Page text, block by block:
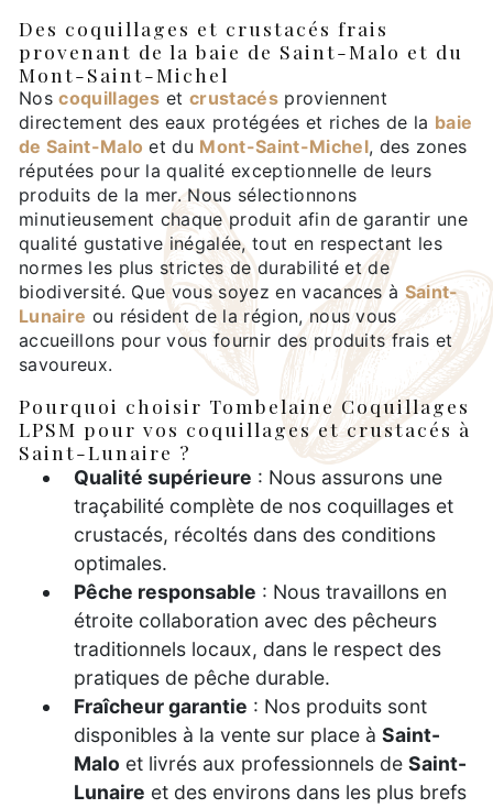
Des coquillages et crustacés frais
provenant de la baie de Saint-Malo et du
Mont-Saint-Michel
Noscoquillages etcrustacésproviennent
directement des eaux protégées et riches de la baie
de Saint-Malo et du Mont-Saint-Michel, des zones
réputées pour la qualité exceptionnelle de leurs
produits de la mer. Nous sélectionnons
minutieusement chaque produit afin de garantir une
qualité gustative inégalée, tout en respectant les
normes les plus strictes de durabilité et de
biodiversité. Que vous soyez en vacances à Saint-
Lunaire ou résident de la région, nous vous
accueillons pour vous fournir des produits frais et
savoureux.
Pourquoi choisir Tombelaine Coquillages
LPSM pour vos coquillages et crustacés à
Saint-Lunaire ?
Qualité supérieure : Nous assurons une
traçabilité complète de nos coquillages et
crustacés, récoltés dans des conditions
optimales.
Pêche responsable : Nous travaillons en
étroite collaboration avec des pêcheurs
traditionnels locaux, dans le respect des
pratiques de pêche durable.
Fraîcheur garantie : Nos produits sont
disponibles à la vente sur place à Saint-
Malo et livrés aux professionnels de Saint-
Lunaire et des environs dans les plus brefs